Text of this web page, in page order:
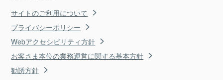
サイトのご利用について
プライバシーポリシー
Webアクセシビリティ方針
お客さま本位の業務運営に関する基本方針
勧誘方針